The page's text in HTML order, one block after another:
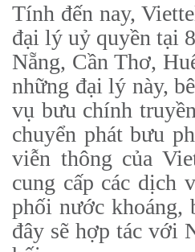
Tính đến nay,
đại lý uỷ quyền tại
Nẵng, Cần Thơ,
những đại lý này,
vụ bưu chính
chuyển phát bưu
viễn thông của
cung cấp các dịch
phối nước khoáng,
đây sẽ hợp tác với